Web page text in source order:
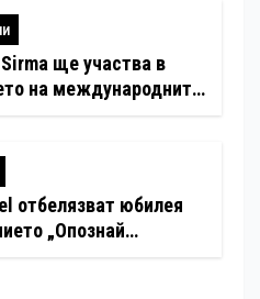
ще участва в
на международните
отбелязват юбилея
„Опознай